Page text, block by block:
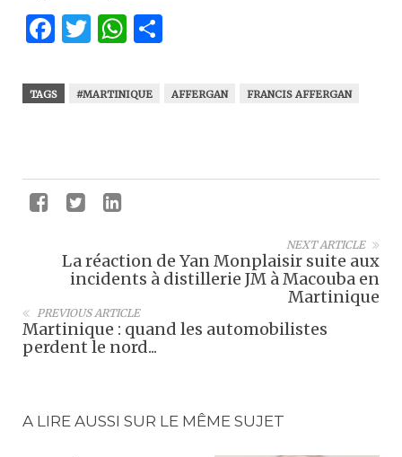
Facebook
Twitter
WhatsApp
TAGS #MARTINIQUE AFFERGAN FRANCIS AFFERGAN
NEXT ARTICLE
La réaction de Yan Monplaisir suite aux
incidents à distillerie JM à Macouba en
Martinique
PREVIOUS ARTICLE
Martinique : quand les automobilistes
perdent le nord...
A LIRE AUSSI SUR LE MÊME SUJET